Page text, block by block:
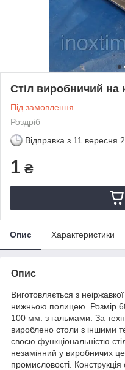
Стіл виробничий на
Під замовлення
Роздріб
Відправка з 11 вересня
1 ₴
Опис Характеристики
Опис
Виготовляється з
нижньою полицею. Розмір
100 мм. з гальмами. За
вироблено столи з іншими
своєю функціональністю
незамінний у виробничих
промисловості.